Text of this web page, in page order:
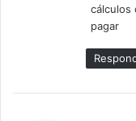
cálculos
pagar